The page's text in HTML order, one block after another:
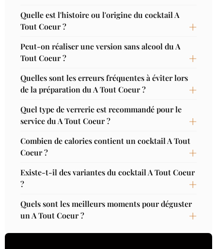
Quelle est l'histoire ou l'origine du cocktail A
Tout Coeur ?
Peut-on réaliser une version sans alcool du A
Tout Coeur ?
Quelles sont les erreurs fréquentes à éviter lors
de la préparation du A Tout Coeur ?
Quel type de verrerie est recommandé pour le
service du A Tout Coeur ?
Combien de calories contient un cocktail A Tout
Coeur ?
Existe-t-il des variantes du cocktail A Tout Coeur
?
Quels sont les meilleurs moments pour déguster
un A Tout Coeur ?